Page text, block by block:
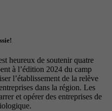
heureux de soutenir quatre
à l’édition 2024 du camp
l’établissement de la relève
dans la région. Les
et opérer des entreprises de